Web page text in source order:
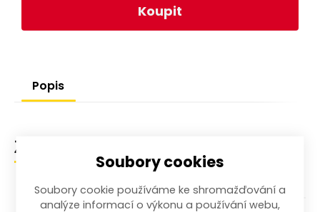
Koupit
Popis
Zařazení zboží
Soubory cookies
Soubory cookie používáme ke shromažďování a
analýze informací o výkonu a používání webu,